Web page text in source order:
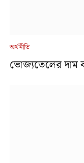
অর্থনীতি
ভোজ্যতেলের দাম